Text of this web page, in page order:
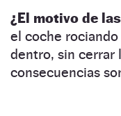
¿El motivo de
el coche
dentro, sin cerrar
consecuencias